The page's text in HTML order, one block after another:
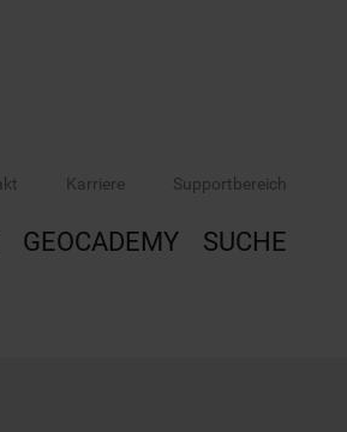
Karriere Supportbereich
GEOCADEMY SUCHE